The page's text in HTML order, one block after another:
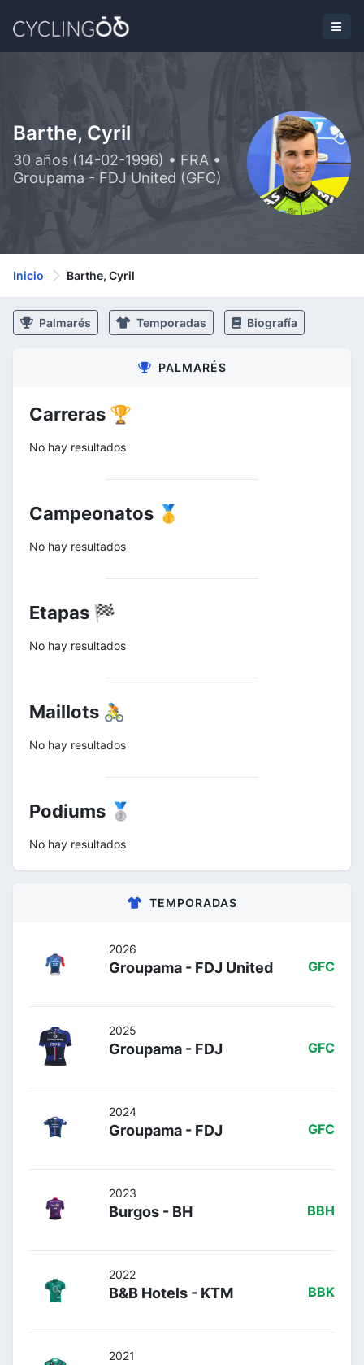
Barthe, Cyril
30 años (14-02-1996) • FRA •
Groupama - FDJ United (GFC)
Inicio Barthe, Cyril
Palmarés Temporadas Biografía
PALMARÉS
Carreras 🏆
No hay resultados
Campeonatos 🥇
No hay resultados
Etapas 🏁
No hay resultados
Maillots 🚴
No hay resultados
Podiums 🥈
No hay resultados
TEMPORADAS
2026
Groupama - FDJ United GFC
2025
Groupama - FDJ GFC
2024
Groupama - FDJ GFC
2023
Burgos - BH BBH
2022
B&B Hotels - KTM BBK
2021